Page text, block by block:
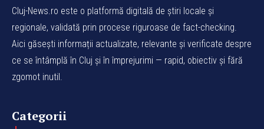
Cluj-News.ro este o platformă digitală de știri locale și
regionale, validată prin procese riguroase de fact-checking.
Aici găsești informații actualizate, relevante și verificate despre
ce se întâmplă în Cluj și în împrejurimi — rapid, obiectiv și fără
zgomot inutil.
Categorii